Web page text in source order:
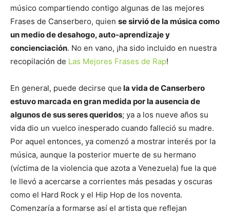
músico compartiendo contigo algunas de las mejores
Frases de Canserbero, quien se sirvió de la música como
un medio de desahogo, auto-aprendizaje y
concienciación. No en vano, ¡ha sido incluido en nuestra
recopilación de Las Mejores Frases de Rap!
En general, puede decirse que la vida de Canserbero
estuvo marcada en gran medida por la ausencia de
algunos de sus seres queridos; ya a los nueve años su
vida dio un vuelco inesperado cuando falleció su madre.
Por aquel entonces, ya comenzó a mostrar interés por la
música, aunque la posterior muerte de su hermano
(víctima de la violencia que azota a Venezuela) fue la que
le llevó a acercarse a corrientes más pesadas y oscuras
como el Hard Rock y el Hip Hop de los noventa.
Comenzaría a formarse así el artista que reflejan